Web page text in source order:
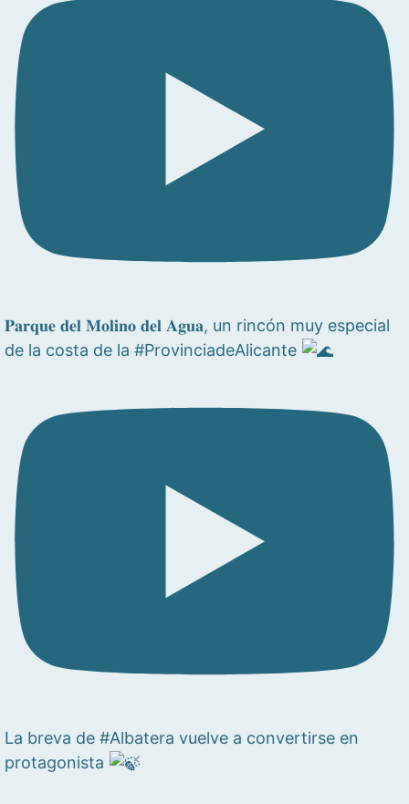
𝐏𝐚𝐫𝐪𝐮𝐞 𝐝𝐞𝐥 𝐌𝐨𝐥𝐢𝐧𝐨 𝐝𝐞𝐥 𝐀𝐠𝐮𝐚, un rincón muy especial
de la costa de la #ProvinciadeAlicante
La breva de #Albatera vuelve a convertirse en
protagonista